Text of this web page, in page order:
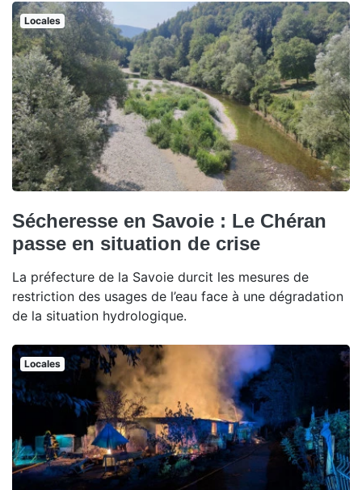
Locales
Sécheresse en Savoie : Le Chéran
passe en situation de crise
La préfecture de la Savoie durcit les mesures de
restriction des usages de l’eau face à une dégradation
de la situation hydrologique.
Locales